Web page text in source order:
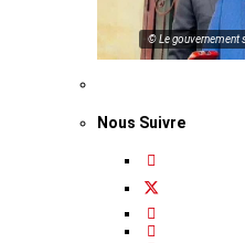
© Le gouvernement
Nous Suivre